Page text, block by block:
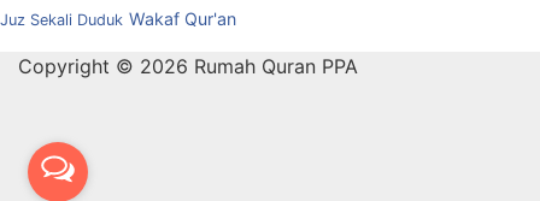
Juz Sekali Duduk Wakaf Qur'an
Copyright © 2026 Rumah Quran PPA